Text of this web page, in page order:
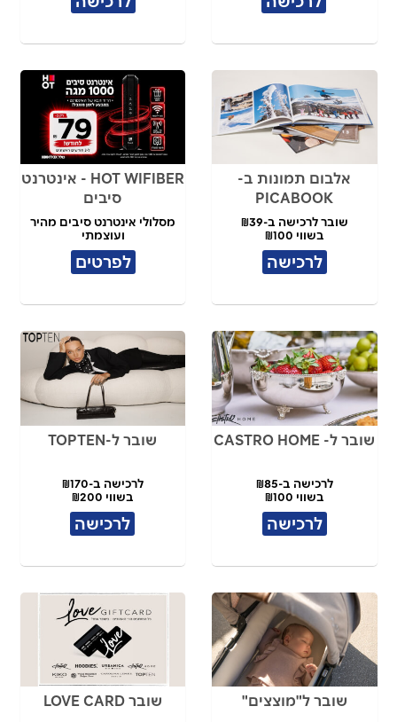
אלבום תמונות ב-
PICABOOK
שובר לרכישה ב-₪39
בשווי ₪100
לרכישה
HOT WIFIBER - אינטרנט
סיבים
מסלולי אינטרנט סיבים מהיר
ועוצמתי
לפרטים
שובר ל- CASTRO HOME
לרכישה ב-₪85
בשווי ₪100
לרכישה
שובר ל-TOPTEN
לרכישה ב-₪170
בשווי ₪200
לרכישה
שובר ל"מוצצים" שובר LOVE CARD